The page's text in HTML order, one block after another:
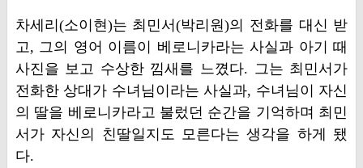
차세리(소이현)는 최민서(박리원)의 전화를 대신 받
고, 그의 영어 이름이 베로니카라는 사실과 아기 때
사진을 보고 수상한 낌새를 느꼈다. 그는 최민서가
전화한 상대가 수녀님이라는 사실과, 수녀님이 자신
의 딸을 베로니카라고 불렀던 순간을 기억하며 최민
서가 자신의 친딸일지도 모른다는 생각을 하게 됐
다.